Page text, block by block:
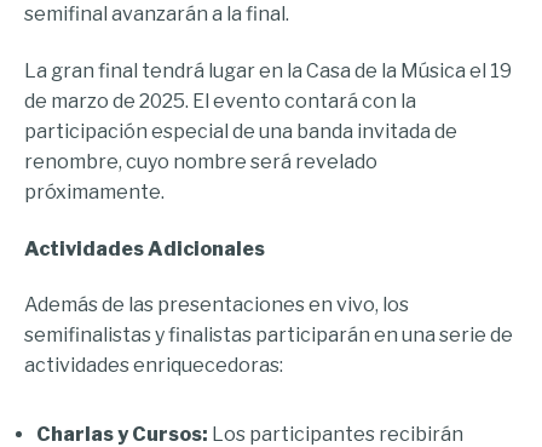
semifinal avanzarán a la final.
La gran final tendrá lugar en la Casa de la Música el 19
de marzo de 2025. El evento contará con la
participación especial de una banda invitada de
renombre, cuyo nombre será revelado
próximamente.
Actividades Adicionales
Además de las presentaciones en vivo, los
semifinalistas y finalistas participarán en una serie de
actividades enriquecedoras:
Charlas y Cursos: Los participantes recibirán